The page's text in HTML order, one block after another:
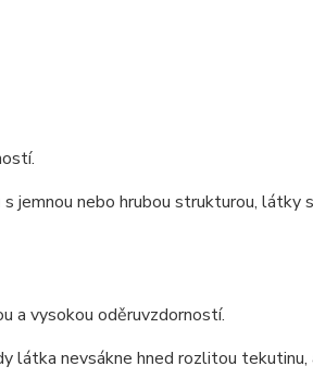
jemnou nebo hrubou strukturou, látky
a vysokou oděruvzdorností.
látka nevsákne hned rozlitou